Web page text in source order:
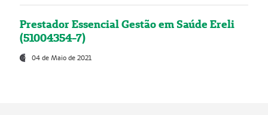
Prestador Essencial Gestão em Saúde Ereli
(51004354-7)
04 de Maio de 2021